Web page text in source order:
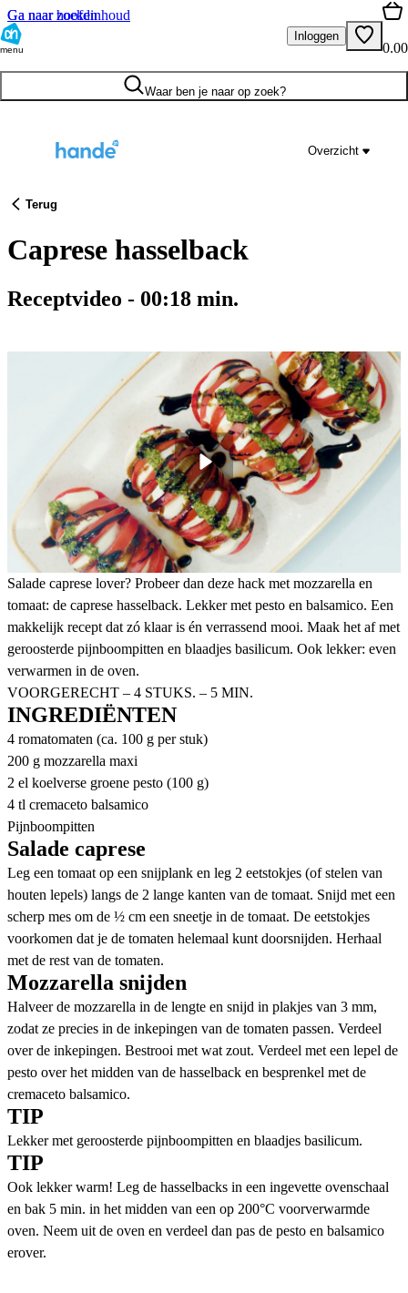
Ga naar hoofdinhoud
Ga naar zoeken
menu
Inloggen
0.00
Waar ben je naar op zoek?
Overzicht
Terug
Caprese hasselback
Receptvideo - 00:18 min.
Salade caprese lover? Probeer dan deze hack met mozzarella en
tomaat: de caprese hasselback. Lekker met pesto en balsamico. Een
makkelijk recept dat zó klaar is én verrassend mooi. Maak het af met
geroosterde pijnboompitten en blaadjes basilicum. Ook lekker: even
verwarmen in de oven.
VOORGERECHT – 4 STUKS. – 5 MIN.
INGREDIËNTEN
4 romatomaten (ca. 100 g per stuk)
200 g mozzarella maxi
2 el koelverse groene pesto (100 g)
4 tl cremaceto balsamico
Pijnboompitten
Salade caprese
Leg een tomaat op een snijplank en leg 2 eetstokjes (of stelen van
houten lepels) langs de 2 lange kanten van de tomaat. Snijd met een
scherp mes om de ½ cm een sneetje in de tomaat. De eetstokjes
voorkomen dat je de tomaten helemaal kunt doorsnijden. Herhaal
met de rest van de tomaten.
Mozzarella snijden
Halveer de mozzarella in de lengte en snijd in plakjes van 3 mm,
zodat ze precies in de inkepingen van de tomaten passen. Verdeel
over de inkepingen. Bestrooi met wat zout. Verdeel met een lepel de
pesto over het midden van de hasselback en besprenkel met de
cremaceto balsamico.
TIP
Lekker met geroosterde pijnboompitten en blaadjes basilicum.
TIP
Ook lekker warm! Leg de hasselbacks in een ingevette ovenschaal
en bak 5 min. in het midden van een op 200°C voorverwarmde
oven. Neem uit de oven en verdeel dan pas de pesto en balsamico
erover.